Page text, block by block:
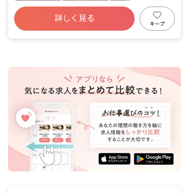
35％！産休取得後、復帰して子育てと両
立しながら働いています。 ＜お休みにつ
いて職員の方へインタビューしました！
合いながら出来る限り希望通り取れるよ
うに助け合っています。
スあり） ◆駅前にはスーパーマーケット
や銀行などがあり、通勤のついでにお買
い物などもできる便利な立地です。
アットホーム
社会保険完備
有給
産休育休制度
社会福祉法人
詳しく見る
キープ